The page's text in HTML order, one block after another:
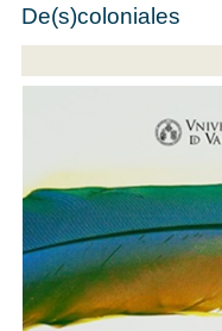
De(s)coloniales